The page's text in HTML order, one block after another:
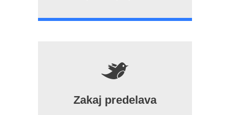
5
Zakaj predelava